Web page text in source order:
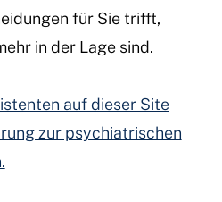
für Sie trifft,
in der Lage sind.
auf dieser Site
zur psychiatrischen